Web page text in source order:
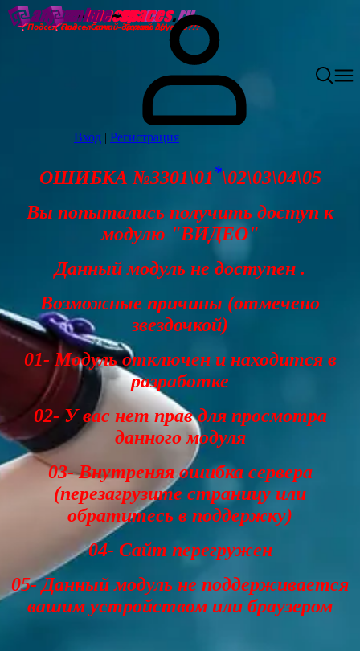
Вход | Регистрация
ОШИБКА №3301\01*\02\03\04\05
Вы попытались получить доступ к
модулю "ВИДЕО"
Данный модуль не доступен .
Возможные причины (отмечено
звездочкой)
01- Модуль отключен и находится в
разработке
02- У вас нет прав для просмотра
данного модуля
03- Внутреняя ошибка сервера
(перезагрузите страницу или
обратитесь в поддержку)
04- Сайт перегружен
05- Данный модуль не поддерживается
вашим устройством или браузером